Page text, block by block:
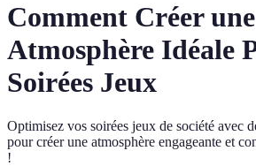
Comment Créer une
Atmosphère Idéale
Soirées Jeux
Optimisez vos soirées jeux de société avec
pour créer une atmosphère engageante et
!